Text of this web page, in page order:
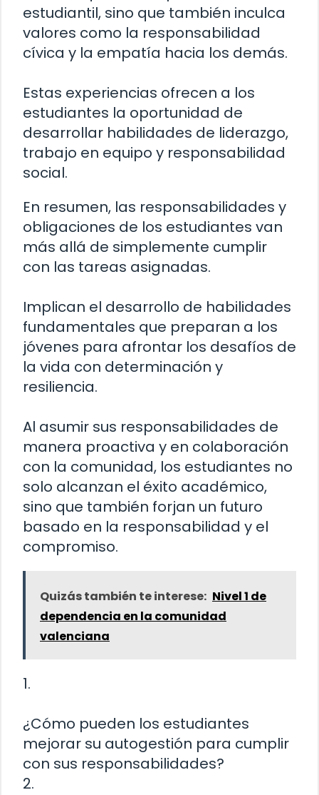
estudiantil, sino que también inculca
valores como la responsabilidad
cívica y la empatía hacia los demás.
Estas experiencias ofrecen a los
estudiantes la oportunidad de
desarrollar habilidades de liderazgo,
trabajo en equipo y responsabilidad
social.
En resumen, las responsabilidades y
obligaciones de los estudiantes van
más allá de simplemente cumplir
con las tareas asignadas.
Implican el desarrollo de habilidades
fundamentales que preparan a los
jóvenes para afrontar los desafíos de
la vida con determinación y
resiliencia.
Al asumir sus responsabilidades de
manera proactiva y en colaboración
con la comunidad, los estudiantes no
solo alcanzan el éxito académico,
sino que también forjan un futuro
basado en la responsabilidad y el
compromiso.
Quizás también te interese: Nivel 1 de
dependencia en la comunidad
valenciana
1.
¿Cómo pueden los estudiantes
mejorar su autogestión para cumplir
con sus responsabilidades?
2.